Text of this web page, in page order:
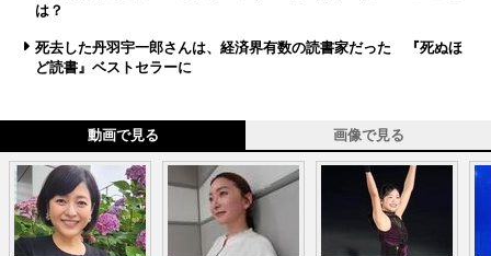
は？
死去した丹羽宇一郎さんは、経済界有数の読書家だった 『死ぬほ
ど読書』ベストセラーに
動画で見る 画像で見る